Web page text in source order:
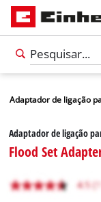
Adaptador de ligação
Adaptador de ligação
Flood Set